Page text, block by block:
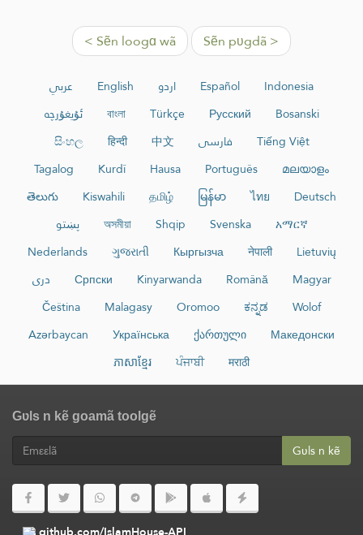
< Sẽn loogɑ wã Sẽn pʋgdã >
عربي English اردو Español
Indonesia
ئۇيغۇرچە
বাংলা Türkçe Русский
Bosanski
සිංහල
हिन्दी 中文 فارسی
Tiếng Việt
Tagalog
Kurdî Hausa Português
മലയാളം
తెలుగు
Kiswahili தமிழ் မြန်မာ ไทย
Deutsch
پښتو
অসমীয়া Shqip Svenska
አማርኛ
Nederlands
ગુજરાતી Кыргызча नेपाली
Lietuvių
دری
Српски Kinyarwanda Română
Magyar
Čeština
Malagasy Oromoo ಕನ್ನಡ
Wolof
Azərbaycan
Українська ქართული
Македонски
ភាសាខ្មែរ
ਪੰਜਾਬੀ मराठी
Gʋls n kẽ goamã toolgẽ
Gʋls n kẽ